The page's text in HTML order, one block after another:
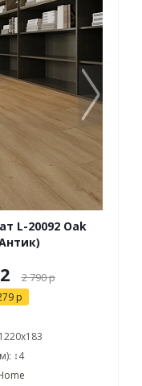
L-20092 Oak
2 790р
р
↕4